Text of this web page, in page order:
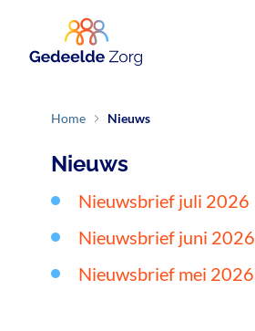
Home Nieuws
Nieuws
Nieuwsbrief juli 2026
Nieuwsbrief juni 2026
Nieuwsbrief mei 2026